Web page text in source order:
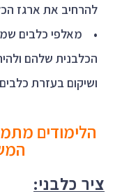
להרחיב את ארגז
• מאלפי כלבים
הכלבנית שלהם
ושיקום בעזרת כלבים
הלימודים
ציר כלבני: